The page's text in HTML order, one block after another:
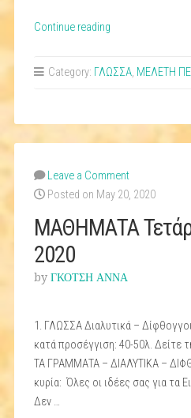
Continue reading“ΜΑΘΗΜΑΤΑ
27
Category: ΓΛΩΣΣΑ, ΜΕΛΕΤΗ
Leave a Comment
Posted on May 20, 2020
ΜΑΘΗΜΑΤΑ
2020
by ΓΚΟΤΣΗ ΑΝΝΑ
1. ΓΛΩΣΣΑ Διαλυτικά –
κατά προσέγγιση: 40-50λ. Δείτε
ΤΑ ΓΡΑΜΜΑΤΑ – ΔΙΑΛΥΤΙΚΑ –
κυρία: Όλες οι ιδέες σας για τα
Δεν …